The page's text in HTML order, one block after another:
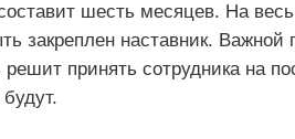
шесть месяцев. На весь
закреплен наставник. Важной
принять сотрудника на